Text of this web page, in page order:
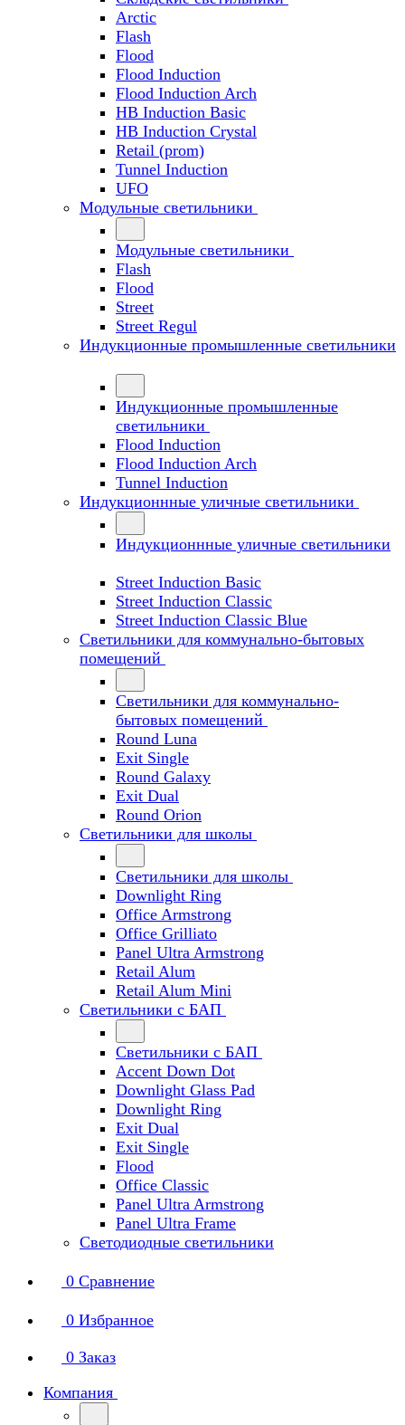
Arctic
Flash
Flood
Flood Induction
Flood Induction Arch
HB Induction Basic
HB Induction Crystal
Retail (prom)
Tunnel Induction
UFO
Модульные светильники
Модульные светильники
Flash
Flood
Street
Street Regul
Индукционные промышленные светильники
Индукционные промышленные
светильники
Flood Induction
Flood Induction Arch
Tunnel Induction
Индукционнные уличные светильники
Индукционнные уличные светильники
Street Induction Basic
Street Induction Classic
Street Induction Classic Blue
Светильники для коммунально-бытовых
помещений
Светильники для коммунально-
бытовых помещений
Round Luna
Exit Single
Round Galaxy
Exit Dual
Round Orion
Светильники для школы
Светильники для школы
Downlight Ring
Office Armstrong
Office Grilliato
Panel Ultra Armstrong
Retail Alum
Retail Alum Mini
Светильники с БАП
Светильники с БАП
Accent Down Dot
Downlight Glass Pad
Downlight Ring
Exit Dual
Exit Single
Flood
Office Classic
Panel Ultra Armstrong
Panel Ultra Frame
Светодиодные светильники
0 Сравнение
0 Избранное
0 Заказ
Компания